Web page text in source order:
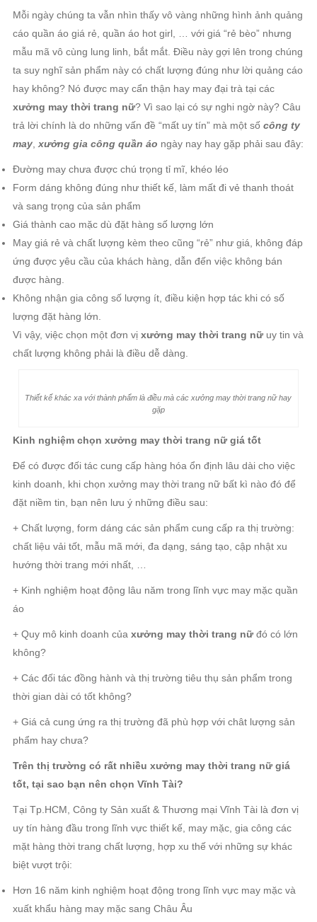
Mỗi ngày chúng ta vẫn nhìn thấy vô vàng những hình ảnh quảng
cáo quần áo giá rẻ, quần áo hot girl, … với giá “rẻ bèo” nhưng
mẫu mã vô cùng lung linh, bắt mắt. Điều này gợi lên trong chúng
ta suy nghĩ sản phẩm này có chất lượng đúng như lời quảng cáo
hay không? Nó được may cẩn thận hay may đại trà tại các
xưởng may thời trang nữ? Vì sao lại có sự nghi ngờ này? Câu
trả lời chính là do những vấn đề “mất uy tín” mà một số công ty
may xưởng gia công quần áo ngày nay hay gặp phải sau đây:
Đường may chưa được chú trọng tỉ mĩ, khéo léo
Form dáng không đúng như thiết kế, làm mất đi vẻ thanh thoát
và sang trọng của sản phẩm
Giá thành cao mặc dù đặt hàng số lượng lớn
May giá rẻ và chất lượng kèm theo cũng “rẻ” như giá, không đáp
ứng được yêu cầu của khách hàng, dẫn đến việc không bán
được hàng.
Không nhận gia công số lượng ít, điều kiện hợp tác khi có số
lượng đặt hàng lớn.
Vì vậy, việc chọn một đơn vị xưởng may thời trang nữ uy tin và
chất lượng không phải là điều dễ dàng.
Thiết kế khác xa với thành phẩm là điều mà các xưởng may thời trang nữ hay
gặp
Kinh nghiệm chọn xưởng may thời trang nữ giá tốt
Để có được đối tác cung cấp hàng hóa ổn định lâu dài cho việc
kinh doanh, khi chọn xưởng may thời trang nữ bất kì nào đó để
đặt niềm tin, bạn nên lưu ý những điều sau:
+ Chất lượng, form dáng các sản phẩm cung cấp ra thị trường:
chất liệu vải tốt, mẫu mã mới, đa dạng, sáng tạo, cập nhật xu
hướng thời trang mới nhất, …
+ Kinh nghiệm hoạt động lâu năm trong lĩnh vực may mặc quần
áo
+ Quy mô kinh doanh của xưởng may thời trang nữ đó có lớn
không?
+ Các đối tác đồng hành và thị trường tiêu thụ sản phẩm trong
thời gian dài có tốt không?
+ Giá cả cung ứng ra thị trường đã phù hợp với chât lượng sản
phẩm hay chưa?
Trên thị trường có rất nhiều xưởng may thời trang nữ giá
tốt, tại sao bạn nên chọn Vĩnh Tài?
Tại Tp.HCM, Công ty Sản xuất & Thương mại Vĩnh Tài là đơn vị
uy tín hàng đầu trong lĩnh vực thiết kế, may mặc, gia công các
mặt hàng thời trang chất lượng, hợp xu thế với những sự khác
biệt vượt trội:
Hơn 16 năm kinh nghiệm hoạt động trong lĩnh vực may mặc và
xuất khẩu hàng may mặc sang Châu Âu